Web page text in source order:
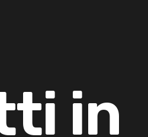
in